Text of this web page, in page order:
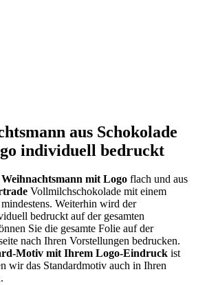
aus Schokolade
individuell bedruckt
mit Logo flach und aus
Vollmilchschokolade mit einem
Weiterhin wird der
bedruckt auf der gesamten
Sie die gesamte Folie auf der
nach Ihren Vorstellungen bedrucken.
Motiv mit Ihrem Logo-Eindruck ist
wir das Standardmotiv auch in Ihren